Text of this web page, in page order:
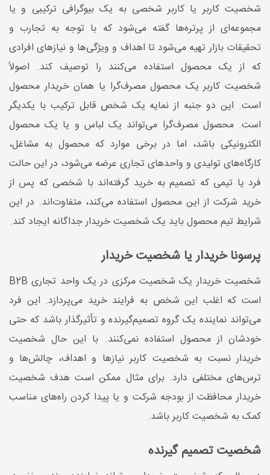
شخصیت کاربر یا کاربر شخصی به یک بیوگرافی ترکیبی و یا
مجموعه‌ای از پرتره‌ها گفته می‌شود که با توجه ‌به تجارب و
تحقیقات بازار تهیه می‌شود تا اهداف و ویژگی‌ها و نیازهای افرادی
که از یک محصول استفاده می‌کنند را توصیف کند. اصولاً
شخصیت کاربر یک محصول مصرف‌گرا یا همان خریدار محصول
است. این دو جنبه از نمایه یک شخص قابل ترکیب با یکدیگر
است. محصول مصرف‌گرا می‌تواند یک لباس و یا یک محصول
الکترونیکی باشد، اما در برخی موارد که محصول به مشاغل،
کارگاه‌های تولیدی و واحدهای تجاری عرضه می‌شود، در این حالت
فرد یا تیمی که تصمیم به خرید گرفته‌اند با شخصی که پس از
خرید شرکت از این محصول استفاده می‌کند، متفاوت‌اند. در این
شرایط تیم محصول باید یک شخصیت خریدار جداگانه ایجاد کند.
پرسونا خریدار یا شخصیت خریدار
شخصیت خریدار یک شخصیت مرکزی در یک واحد تجاری B2B
است که اغلب این شخص به فرایند خرید می‌پردازد. این فرد
می‌تواند نماینده یک گروه تصمیم‌گیرنده و تأثیرگذار باشد که حتی
خودشان از محصول استفاده نمی‌کنند. با این‌ حال شخصیت
خریدار نسبت به شخصیت کاربر نیازها و اهداف، چالش‌ها و
ترس‌های مختلفی دارد. برای مثال ممکن است هدف شخصیت
خریدار محافظت از بودجه شرکت و یا پیدا کردن راه‌های مناسب
کمک به شخصیت کاربر باشد.
شخصیت تصمیم‌ گیرنده